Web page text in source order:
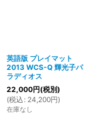
英語版 プレイマット
2013 WCS-Q 輝光子パ
ラディオス
22,000円(税別)
(税込 : 24,200円)
在庫なし